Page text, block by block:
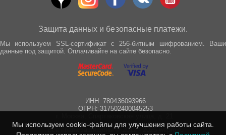
Защита данных и безопасные платежи.
Мы используем SSL-сертификат с 256-битным шифрованием. Ваши
данные под защитой. Оплачивайте на сайте безопасно.
ИНН: 780436093966
ОГРН: 317502400045253
Все права защищены © 2012 - 2025 wepro.ru
Мы используем cookie-файлы для улучшения работы сайта.